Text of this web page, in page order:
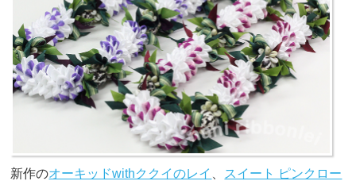
新作のオーキッドwithククイのレイ
スイート ピンクロー